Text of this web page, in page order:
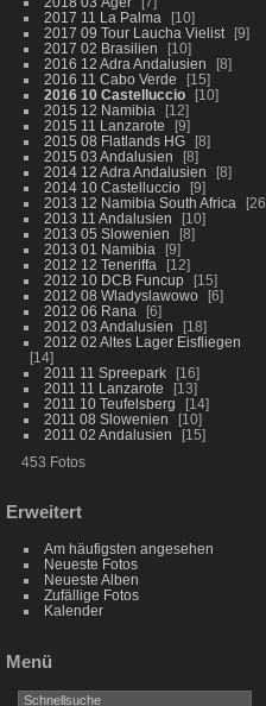
2017 11 La Palma
10
2017 09 Tour Laucha Vielist
9
2017 02 Brasilien
10
2016 12 Adra Andalusien
8
2016 11 Cabo Verde
15
2016 10 Castelluccio
10
2015 12 Namibia
12
2015 11 Lanzarote
9
2015 08 Flatlands HG
8
2015 03 Andalusien
8
2014 12 Adra Andalusien
8
2014 10 Castelluccio
9
2013 12 Namibia South Africa
26
2013 11 Andalusien
10
2013 05 Slowenien
8
2013 01 Namibia
9
2012 12 Teneriffa
12
2012 10 DCB Funcup
15
2012 08 Wladyslawowo
6
2012 06 Rana
6
2012 03 Andalusien
18
2012 02 Altes Lager Eisfliegen
14
2011 11 Spreepark
16
2011 11 Lanzarote
13
2011 10 Teufelsberg
14
2011 08 Slowenien
10
2011 02 Andalusien
15
453 Fotos
Erweitert
Am häufigsten angesehen
Neueste Fotos
Neueste Alben
Zufällige Fotos
Kalender
Menü